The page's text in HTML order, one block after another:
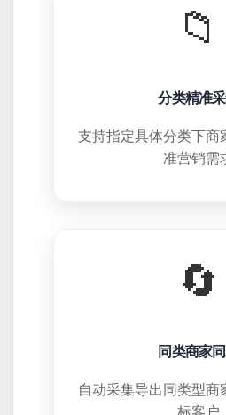
📁
分类精准
支持指定具体分类下商
准营销需
🔄
同类商家
自动采集导出同类型商